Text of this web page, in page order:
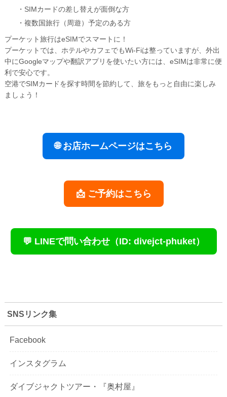
・SIMカードの差し替えが面倒な方
・複数国旅行（周遊）予定のある方
プーケット旅行はeSIMでスマートに！
プーケットでは、ホテルやカフェでもWi-Fiは整っていますが、外出
中にGoogleマップや翻訳アプリを使いたい方には、eSIMは非常に便
利で安心です。
空港でSIMカードを探す時間を節約して、旅をもっと自由に楽しみ
ましょう！
🌐 お店ホームページはこちら
📩 ご予約はこちら
💬 LINEで問い合わせ（ID: divejct-phuket）
SNSリンク集
Facebook
インスタグラム
ダイブジャクトツアー・『奥村屋』